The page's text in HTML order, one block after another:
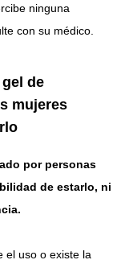
ninguna
con su médico.
de
mujeres
por personas
de estarlo, ni
el uso o existe la